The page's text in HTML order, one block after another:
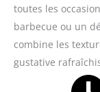
toutes les
barbecue ou un
combine les
gustative